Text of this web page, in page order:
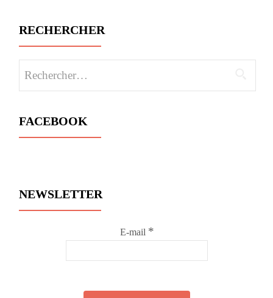
RECHERCHER
FACEBOOK
maintenance
NEWSLETTER
E-mail *